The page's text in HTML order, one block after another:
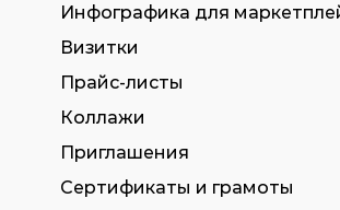
Инфографика для
Визитки
Прайс-листы
Коллажи
Приглашения
Сертификаты и грамоты